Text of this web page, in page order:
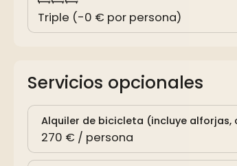
Triple (-0 € por persona)
Servicios opcionales
Alquiler de bicicleta (incluye alforjas,
270 € / persona